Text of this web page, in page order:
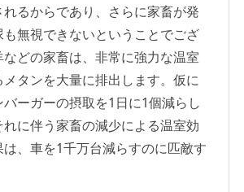
るからであり、さらに家畜が発
無視できないということでござ
どの家畜は、非常に強力な温室
タンを大量に排出します。仮に
ーガーの摂取を1日に1個減らし
に伴う家畜の減少による温室効
、車を1千万台減らすのに匹敵す